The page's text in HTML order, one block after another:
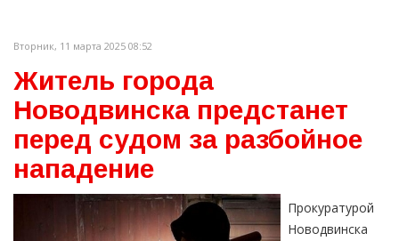
Вторник, 11 марта 2025 08:52
Житель города
Новодвинска предстанет
перед судом за разбойное
нападение
Прокуратурой
Новодвинска